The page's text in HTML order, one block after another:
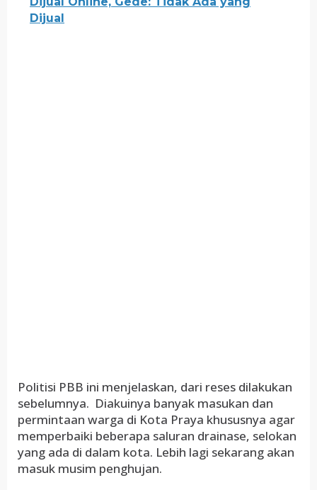
Dijual
Politisi PBB ini menjelaskan, dari reses dilakukan
sebelumnya. Diakuinya banyak masukan dan
permintaan warga di Kota Praya khususnya agar
memperbaiki beberapa saluran drainase, selokan
yang ada di dalam kota. Lebih lagi sekarang akan
masuk musim penghujan.